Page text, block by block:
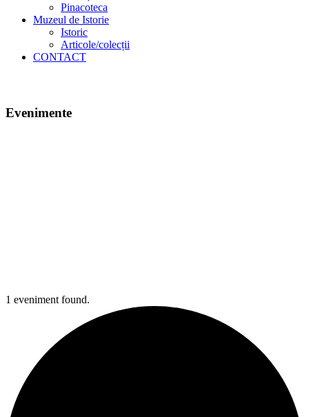
Pinacoteca
Muzeul de Istorie
Istoric
Articole/colecții
CONTACT
Evenimente
1 eveniment found.